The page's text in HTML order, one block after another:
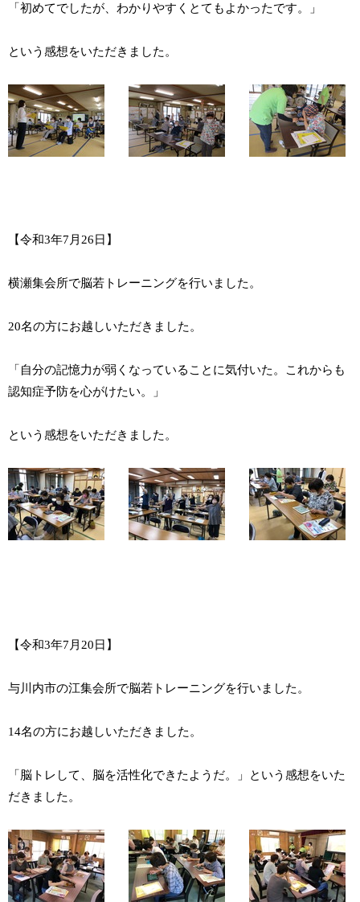
「初めてでしたが、わかりやすくとてもよかったです。」
という感想をいただきました。
【令和3年7月26日】
横瀬集会所で脳若トレーニングを行いました。
20名の方にお越しいただきました。
「自分の記憶力が弱くなっていることに気付いた。これからも
認知症予防を心がけたい。」
という感想をいただきました。
【令和3年7月20日】
与川内市の江集会所で脳若トレーニングを行いました。
14名の方にお越しいただきました。
「脳トレして、脳を活性化できたようだ。」という感想をいた
だきました。